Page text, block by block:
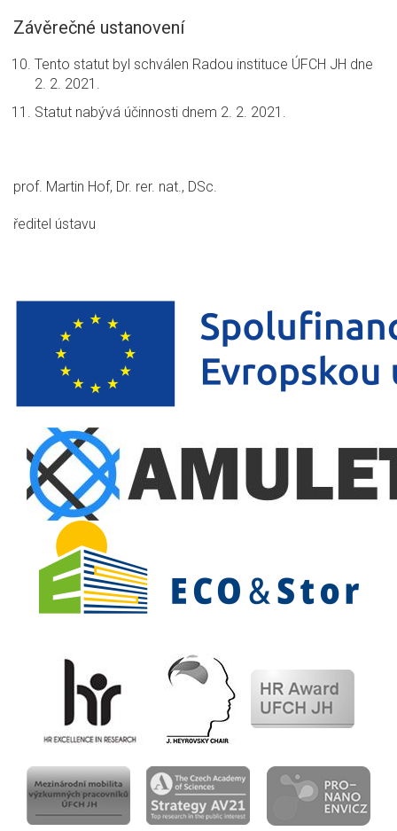
Závěrečné ustanovení
Tento statut byl schválen Radou instituce ÚFCH JH dne
2. 2. 2021.
Statut nabývá účinnosti dnem 2. 2. 2021.
prof. Martin Hof, Dr. rer. nat., DSc.
ředitel ústavu